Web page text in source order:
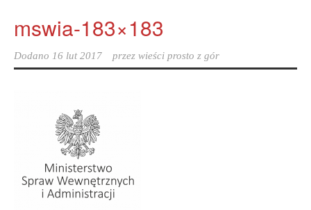
mswia-183×183
Dodano 16 lut 2017 przez wieści prosto z gór